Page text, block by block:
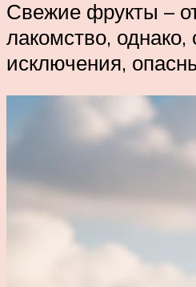
Свежие фрукты –
лакомство,
исключения,